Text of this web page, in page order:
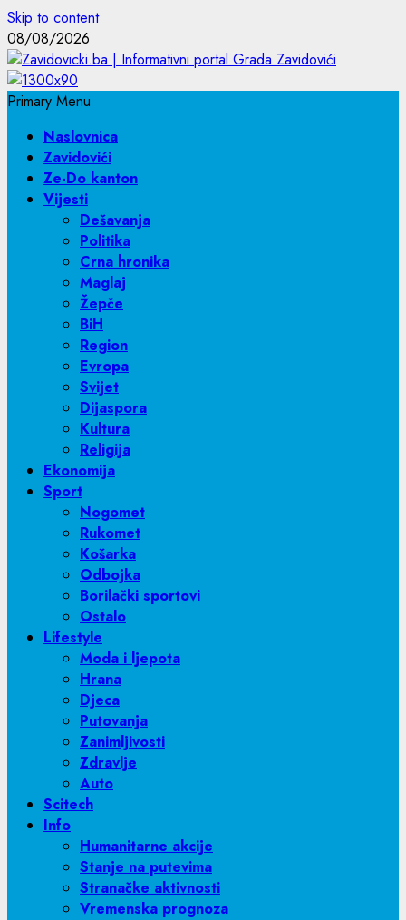
Skip to content
08/08/2026
Primary Menu
Naslovnica
Zavidovići
Ze-Do kanton
Vijesti
Dešavanja
Politika
Crna hronika
Maglaj
Žepče
BiH
Region
Evropa
Svijet
Dijaspora
Kultura
Religija
Ekonomija
Sport
Nogomet
Rukomet
Košarka
Odbojka
Borilački sportovi
Ostalo
Lifestyle
Moda i ljepota
Hrana
Djeca
Putovanja
Zanimljivosti
Zdravlje
Auto
Scitech
Info
Humanitarne akcije
Stanje na putevima
Stranačke aktivnosti
Vremenska prognoza